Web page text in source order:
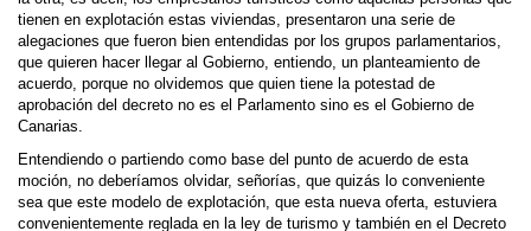
tienen en explotación estas viviendas, presentaron una serie de
alegaciones que fueron bien entendidas por los grupos parlamentarios,
que quieren hacer llegar al Gobierno, entiendo, un planteamiento de
acuerdo, porque no olvidemos que quien tiene la potestad de
aprobación del decreto no es el Parlamento sino es el Gobierno de
Canarias.
Entendiendo o partiendo como base del punto de acuerdo de esta
moción, no deberíamos olvidar, señorías, que quizás lo conveniente
sea que este modelo de explotación, que esta nueva oferta, estuviera
convenientemente reglada en la ley de turismo y también en el Decreto